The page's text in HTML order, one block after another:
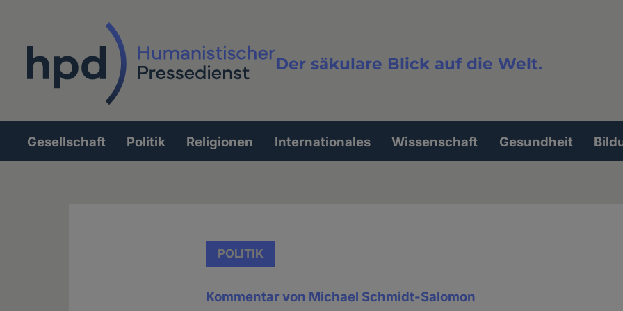
Der säkulare Blick auf die Welt.
Volltextsuche
Hauptnavigation
Gesellschaft Politik Religionen Internationales Wissenschaft Gesundheit
POLITIK
Kommentar von Michael Schmidt-Salomon